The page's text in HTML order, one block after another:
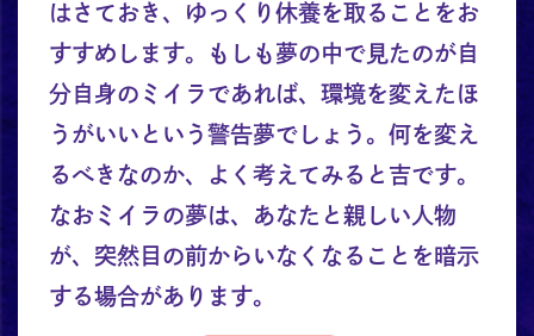
はさておき、ゆっくり休養を取ることをお
すすめします。もしも夢の中で見たのが自
分自身のミイラであれば、環境を変えたほ
うがいいという警告夢でしょう。何を変え
るべきなのか、よく考えてみると吉です。
なおミイラの夢は、あなたと親しい人物
が、突然目の前からいなくなることを暗示
する場合があります。